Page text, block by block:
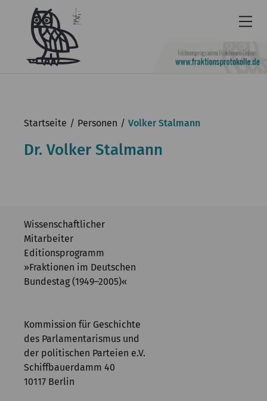
Barrierefrei
Sprache
KGParl
Aktuelles
Kommission
Forschung
Publikationen
Startseite Personen Volker Stalmann
Dr. Volker Stalmann
Wissenschaftlicher
Mitarbeiter
Editionsprogramm
»Fraktionen im Deutschen
Bundestag (1949–2005)«
Kommission für Geschichte
des Parlamentarismus und
der politischen Parteien e.V.
Schiffbauerdamm 40
10117 Berlin